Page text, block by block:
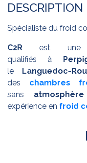
DESCRIPTION
Spécialiste du froid
C2R est une
qualifiés à
le
Languedoc-
des chambres
sans
expérience en froid